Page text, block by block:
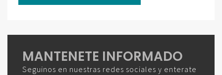
MANTENETE INFORMADO
Seguinos en nuestras redes sociales y enterate